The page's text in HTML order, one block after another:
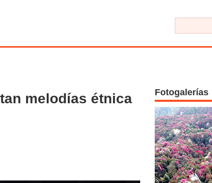
melodías étnica
Fotogalerías